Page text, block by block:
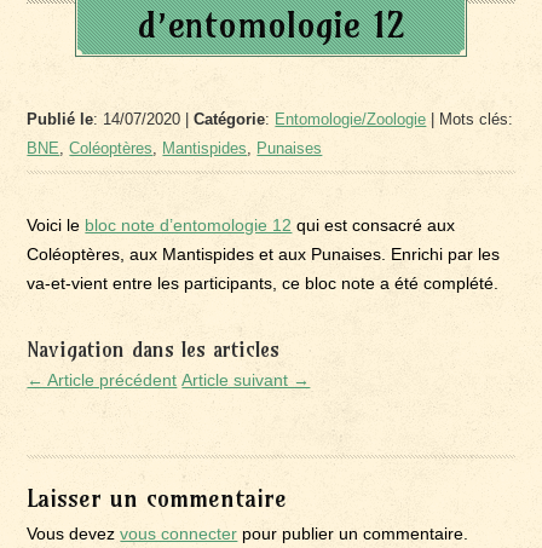
d’entomologie 12
Publié le: 14/07/2020 |Catégorie: Entomologie/Zoologie | Mots clés:
BNE,Coléoptères, Mantispides, Punaises
Voici le bloc note d’entomologie 12 qui est consacré aux
Coléoptères, aux Mantispides et aux Punaises. Enrichi par les
va-et-vient entre les participants, ce bloc note a été complété.
Navigation dans les articles
← Article précédent Article suivant →
Laisser un commentaire
Vous devezvous connecter pour publier un commentaire.